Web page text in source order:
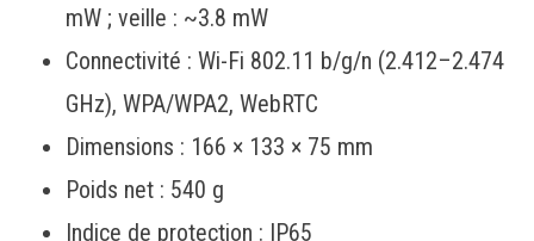
mW ; veille : ~3.8 mW
Connectivité : Wi-Fi 802.11 b/g/n (2.412–2.474
GHz), WPA/WPA2, WebRTC
Dimensions : 166 × 133 × 75 mm
Poids net : 540 g
Indice de protection : IP65